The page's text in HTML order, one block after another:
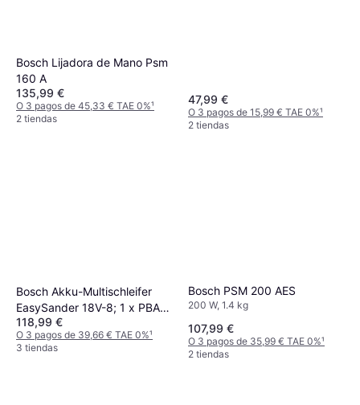
Bosch Lijadora de Mano Psm
160 A
135,99 €
O 3 pagos de 45,33 € TAE 0%¹
2 tiendas
47,99 €
O 3 pagos de 15,99 € TAE 0%¹
2 tiendas
Bosch Akku-Multischleifer
EasySander 18V-8; 1 x PBA
18V
118,99 €
O 3 pagos de 39,66 € TAE 0%¹
3 tiendas
Bosch PSM 200 AES
200 W, 1.4 kg
107,99 €
O 3 pagos de 35,99 € TAE 0%¹
2 tiendas